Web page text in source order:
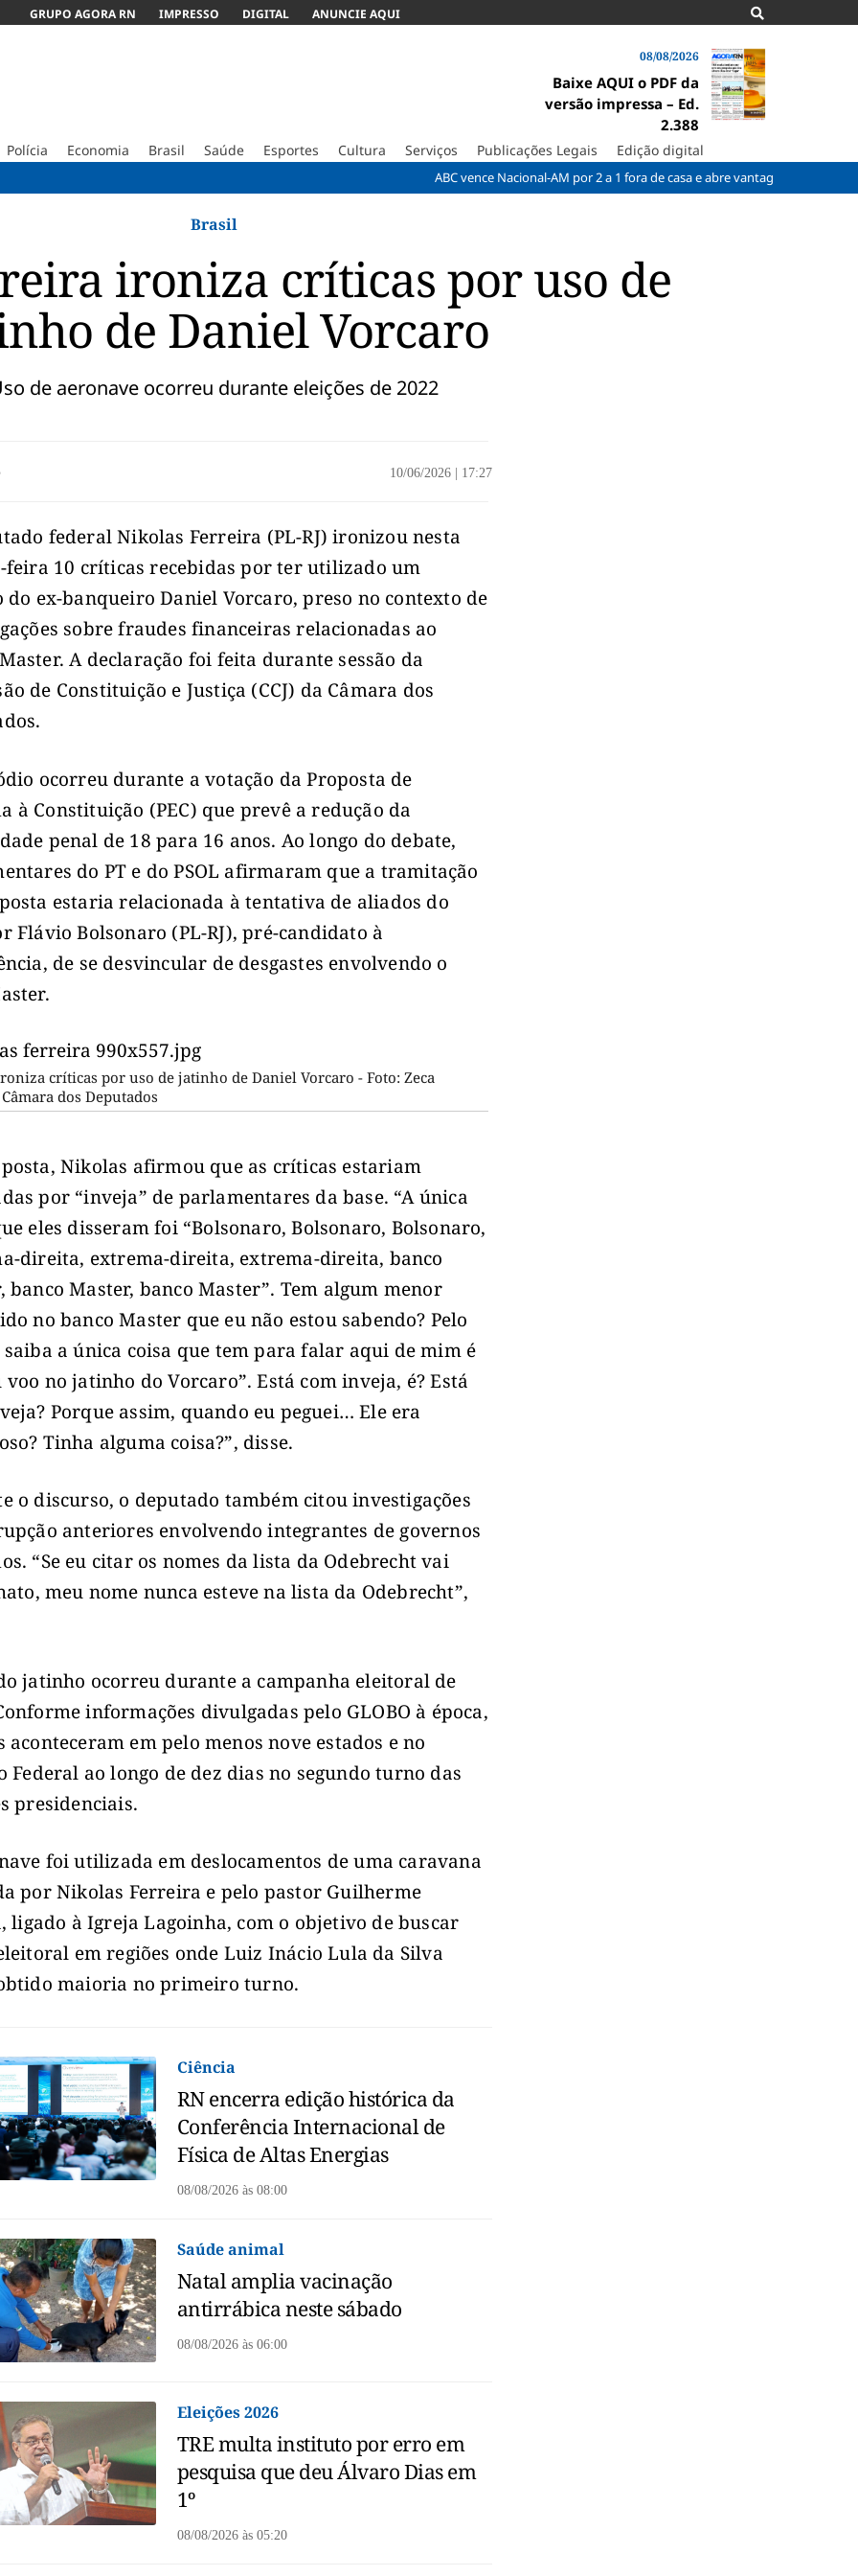
GRUPO AGORA RN IMPRESSO DIGITAL ANUNCIE AQUI
08/08/2026
Baixe AQUI o PDF da
versão impressa – Ed.
2.388
Polícia Economia Brasil Saúde Esportes Cultura Serviços Publicações Legais Edição digital
ABC vence Nacional-AM por 2 a 1 fora de casa e abre vantagem nas quartas
Brasil
ironiza críticas por uso de
de Daniel Vorcaro
de aeronave ocorreu durante eleições de 2022
10/06/2026 17:27
federal Nikolas Ferreira (PL-RJ) ironizou nesta
10 críticas recebidas por ter utilizado um
ex-banqueiro Daniel Vorcaro, preso no contexto de
sobre fraudes financeiras relacionadas ao
A declaração foi feita durante sessão da
de Constituição e Justiça (CCJ) da Câmara dos
ocorreu durante a votação da Proposta de
à Constituição (PEC) que prevê a redução da
penal de 18 para 16 anos. Ao longo do debate,
do PT e do PSOL afirmaram que a tramitação
estaria relacionada à tentativa de aliados do
Flávio Bolsonaro (PL-RJ), pré-candidato à
de se desvincular de desgastes envolvendo o
críticas por uso de jatinho de Daniel Vorcaro - Foto: Zeca
dos Deputados
Nikolas afirmou que as críticas estariam
por “inveja” de parlamentares da base. “A única
eles disseram foi “Bolsonaro, Bolsonaro, Bolsonaro,
direita, extrema-direita, extrema-direita, banco
banco Master, banco Master”. Tem algum menor
no banco Master que eu não estou sabendo? Pelo
saiba a única coisa que tem para falar aqui de mim é
voo no jatinho do Vorcaro”. Está com inveja, é? Está
Porque assim, quando eu peguei… Ele era
Tinha alguma coisa?”, disse.
o discurso, o deputado também citou investigações
anteriores envolvendo integrantes de governos
“Se eu citar os nomes da lista da Odebrecht vai
meu nome nunca esteve na lista da Odebrecht”,
jatinho ocorreu durante a campanha eleitoral de
informações divulgadas pelo GLOBO à época,
aconteceram em pelo menos nove estados e no
Federal ao longo de dez dias no segundo turno das
presidenciais.
foi utilizada em deslocamentos de uma caravana
por Nikolas Ferreira e pelo pastor Guilherme
ligado à Igreja Lagoinha, com o objetivo de buscar
em regiões onde Luiz Inácio Lula da Silva
maioria no primeiro turno.
Ciência
RN encerra edição histórica da
Conferência Internacional de
Física de Altas Energias
08/08/2026 às08:00
Saúde animal
Natal amplia vacinação
antirrábica neste sábado
08/08/2026 às06:00
Eleições 2026
TRE multa instituto por erro em
pesquisa que deu Álvaro Dias em
1º
08/08/2026 às05:20